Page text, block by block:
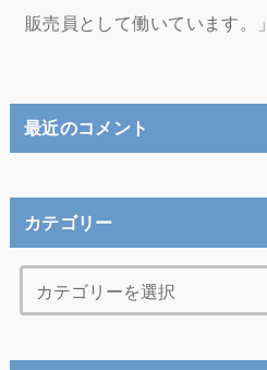
販売員として働いています。」
最近のコメント
カテゴリー